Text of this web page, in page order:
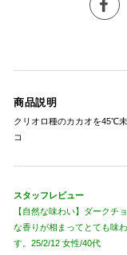
商品説明
クリオロ種のカカオを45℃
コ
スタッフレビュー
【自然な味わい】ダークチ
な香りが相まってとても味
す。25/2/12 女性/40代